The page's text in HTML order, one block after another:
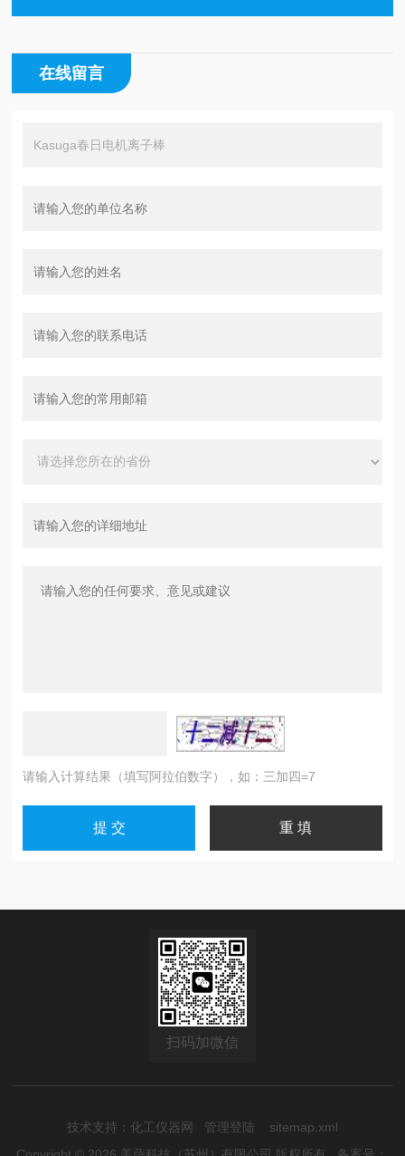
在线留言
请输入计算结果（填写阿拉伯数字），如：三加四=7
扫码加微信
技术支持： 化工仪器网 管理登陆
sitemap.xml